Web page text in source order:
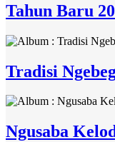
Tahun Baru
Tradisi
Ngusaba